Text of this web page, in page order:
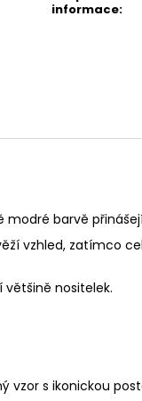
informace:
modré barvě
vzhled, zatímco
většině nositelek.
vzor s ikonickou